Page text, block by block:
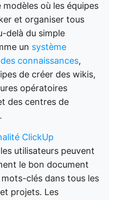
où les équipes
et organiser tous
delà du simple
un système
connaissances,
de créer des wikis,
opératoires
des centres de
ClickUp
utilisateurs peuvent
le bon document
clés dans tous les
projets. Les